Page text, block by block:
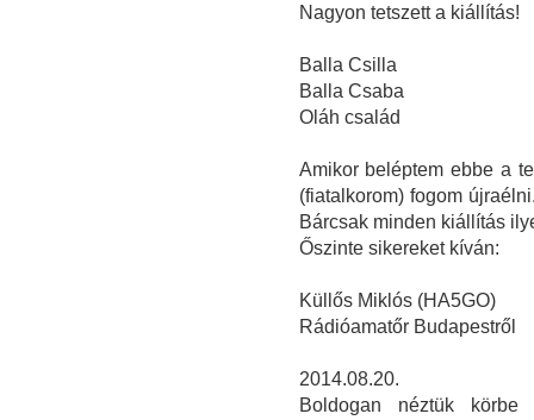
Nagyon tetszett a kiállítás!
Balla Csilla
Balla Csaba
Oláh család
Amikor beléptem ebbe a
(fiatalkorom) fogom
Bárcsak minden kiállítás
Őszinte sikereket kíván:
Küllős Miklós (HA5GO)
Rádióamatőr Budapestről
2014.08.20.
Boldogan néztük